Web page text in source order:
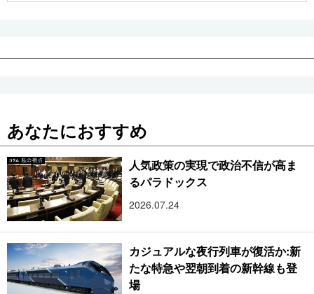
あなたにおすすめ
人気政策の実現で政治不信が高ま
るパラドックス
2026.07.24
カジュアルな夜行列車が復活か:新
たな特急や翌朝到着の新幹線も登
場